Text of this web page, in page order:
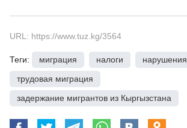
URL: https://www.tuz.kg/3564
Теги: миграция налоги нарушения
трудовая миграция
задержание мигрантов из Кыргызстана